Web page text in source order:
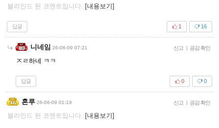
블라인드 된 코멘트입니다. [내용보기]
답글 16
1
니네임 26-06-09 07:21 신고 | 공감 확인
ㅈㄹ하네 ㅋㅋ
답글 0
0
혼루 26-06-09 01:19 신고 | 공감 확인
블라인드 된 코멘트입니다. [내용보기]